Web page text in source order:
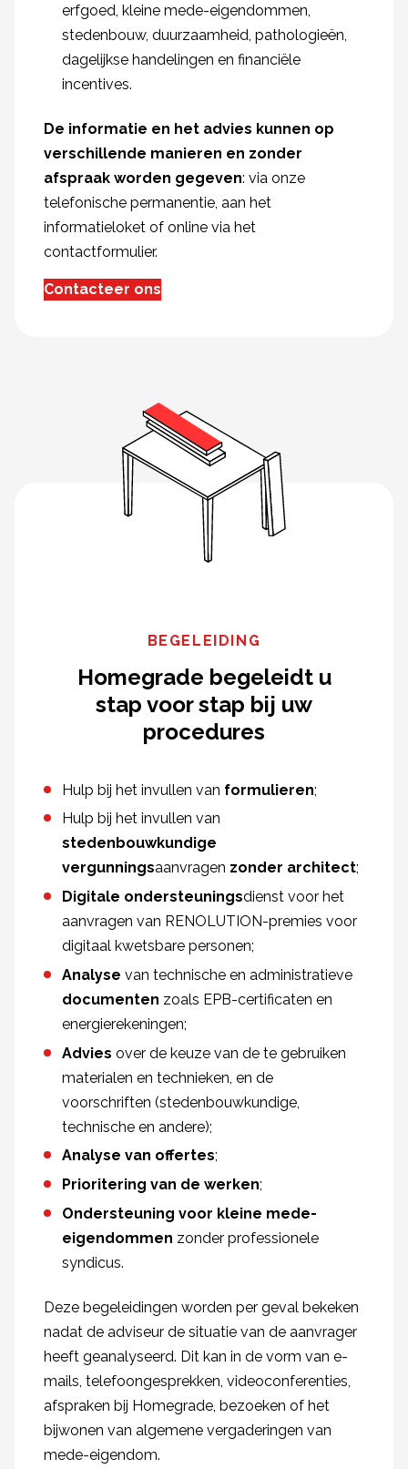
erfgoed, kleine mede-eigendommen,
stedenbouw, duurzaamheid, pathologieën,
dagelijkse handelingen en financiële
incentives.
De informatie en het advies kunnen op
verschillende manieren en zonder
afspraak worden gegeven: via onze
telefonische permanentie, aan het
informatieloket of online via het
contactformulier.
Contacteer ons
BEGELEIDING
Homegrade begeleidt u
stap voor stap bij uw
procedures
Hulp bij het invullen van formulieren;
Hulp bij het invullen van
stedenbouwkundige
vergunningsaanvragen zonder architect;
Digitale ondersteuningsdienst voor het
aanvragen van RENOLUTION-premies voor
digitaal kwetsbare personen;
Analyse van technische en administratieve
documenten zoals EPB-certificaten en
energierekeningen;
Advies over de keuze van de te gebruiken
materialen en technieken, en de
voorschriften (stedenbouwkundige,
technische en andere);
Analyse van offertes;
Prioritering van de werken;
Ondersteuning voor kleine mede-
eigendommen zonder professionele
syndicus.
Deze begeleidingen worden per geval bekeken
nadat de adviseur de situatie van de aanvrager
heeft geanalyseerd. Dit kan in de vorm van e-
mails, telefoongesprekken, videoconferenties,
afspraken bij Homegrade, bezoeken of het
bijwonen van algemene vergaderingen van
mede-eigendom.